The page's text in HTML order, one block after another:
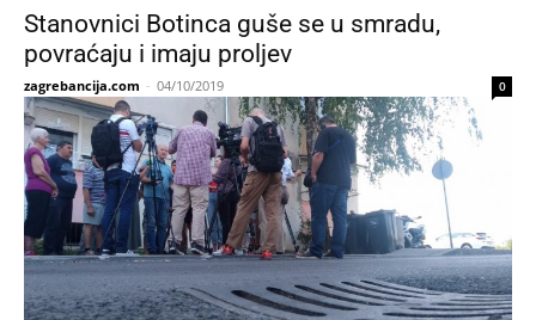
Stanovnici Botinca guše se u smradu,
povraćaju i imaju proljev
zagrebancija.com - 04/10/2019 0